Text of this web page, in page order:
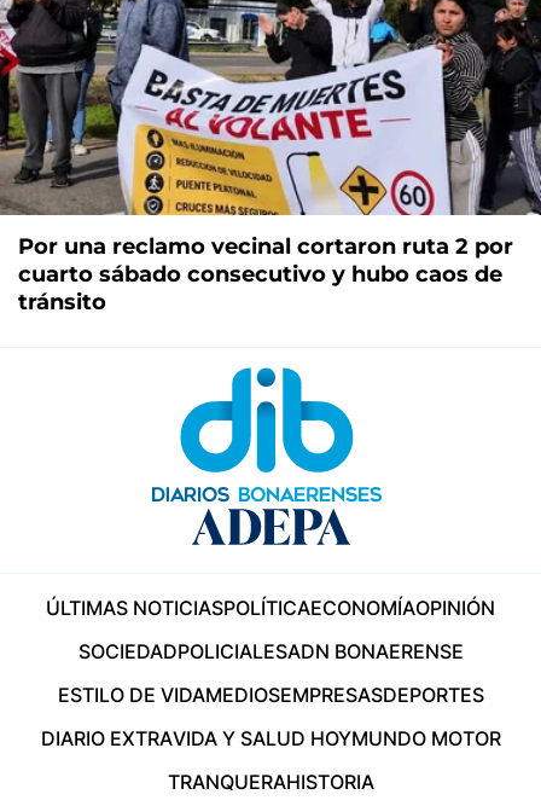
Por una reclamo vecinal cortaron ruta 2 por
cuarto sábado consecutivo y hubo caos de
tránsito
ÚLTIMAS NOTICIASPOLÍTICAECONOMÍAOPINIÓN
SOCIEDADPOLICIALESADN BONAERENSE
ESTILO DE VIDAMEDIOSEMPRESASDEPORTES
DIARIO EXTRAVIDA Y SALUD HOYMUNDO MOTOR
TRANQUERAHISTORIA